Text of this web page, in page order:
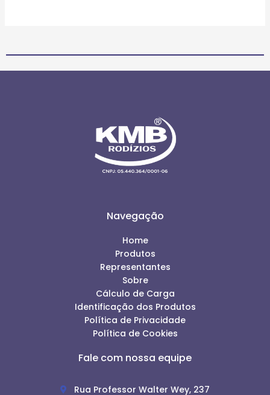
Navegação
Home
Produtos
Representantes
Sobre
Cálculo de Carga
Identificação dos Produtos
Política de Privacidade
Política de Cookies
Fale com nossa equipe
Rua Professor Walter Wey, 237